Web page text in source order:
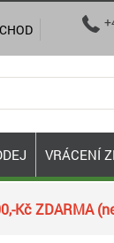
Kč ZDARMA
VRÁCENÍ
